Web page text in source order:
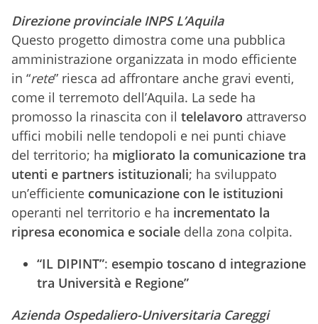
Direzione provinciale INPS L’Aquila
Questo progetto dimostra come una pubblica
amministrazione organizzata in modo efficiente
in “rete” riesca ad affrontare anche gravi eventi,
come il terremoto dell’Aquila. La sede ha
promosso la rinascita con il telelavoro attraverso
uffici mobili nelle tendopoli e nei punti chiave
del territorio; ha migliorato la comunicazione tra
utenti e partners istituzionali; ha sviluppato
un’efficiente comunicazione con le istituzioni
operanti nel territorio e ha incrementato la
ripresa economica e sociale della zona colpita.
“IL DIPINT”: esempio toscano d integrazione
tra Università e Regione”
Azienda Ospedaliero-Universitaria Careggi